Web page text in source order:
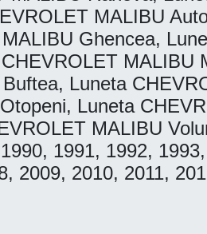
MALIBU
Ghencea,
MALIBU
Luneta
Luneta
MALIBU
1991, 1992,
2009, 2010, 2011,